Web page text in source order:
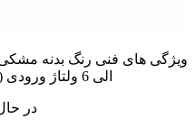
الی 6 ولتاژ ورودی (ولت) 380 الی 400 تعداد فاز 3 فرکا
در